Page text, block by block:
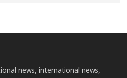
news, international news,